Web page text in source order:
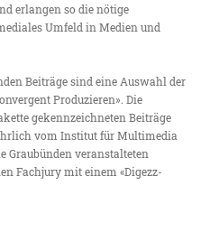
erlangen so die nötige
Umfeld in Medien und
Beiträge sind eine Auswahl der
Produzieren». Die
gekennzeichneten Beiträge
vom Institut für Multimedia
Graubünden veranstalteten
Fachjury mit einem «Digezz-